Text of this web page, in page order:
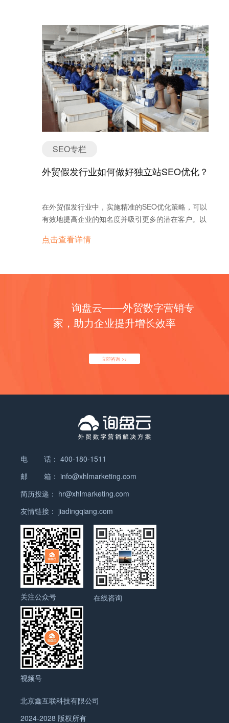
长期的SEO成功，外链建设需要具备多样性、自然性
和持续增长的特点。 本文将深入探讨如何构建一个健
康、可持续增长的外链体系，从基础的外链建设技
巧，到深层次的策略，再到更高阶的技术手段，帮助
你在B2B外贸领域中提升网站的SEO效果，获得更多
的潜在客户和业务机会。 1. 基础外链建设的提升技
巧 1.1 媒体公关策略：增强品牌曝光与外链效果
媒体公关（Digital PR）是外链建设中一个较为高级
的技巧。通过与行业媒体、记者、新闻网站等平台合
能够获得高质量的外链，还能提升品牌曝光度，增加
品牌的信任度。 这种方式特别适合B2B外贸公司，
因为很多海外的专业媒体和行业网站都在寻找独立的
源，将有助于你获得持续的外链支持。 行动点： 通
过PR平台发布行业新闻、企业成就或者专家观点。
资源。 积极参与国际行业会议和展会，发布相关报告
高楼大厦法是外链建设中最受欢迎的策略之一。其基
后创建更深入、更有价值的内容来取代这些页面，从
而吸引原本链接这些页面的站点链接到你的网站。
行动点： 使用工具（如Ahrefs、SEMrush）找出行
通过邮件或社交平台联系这些站点，邀请他们添加你
争取获得相同的外链。利用SEO工具，找到指向竞争
对手站点的页面，联系这些网站的管理员，争取将链
（如Ahrefs、Moz、SEMrush）分析竞争对手的外
链。 找出指向他们站点的页面，并评估这些外链是否
员，要求将外链指向你的网站或内容。 1.4 多样化
外链来源：减少单一来源的风险 外链的多样性和自
然性非常重要。避免从单一来源获得所有外链，而应
该从多个平台（如博客、新闻网站、社交平台、行业
论坛等）获得外链，这样不仅能减少外链被搜索引擎
判定为“垃圾链接”的风险，还能为网站带来更多的曝
光。 行动点： 在不同类型的网站上获取外链，包括
行业博客、新闻媒体、社交平台、学术资源等。 为每
个页面获取多个高质量的外链，提升页面的权威性。
确保所有外链都与页面内容高度相关，并有助于提供
额外的价值。 …
SEO专栏
外贸假发行业如何做好独立站SEO优化？
在外贸假发行业中，实施精准的SEO优化策略，可以
有效地提高企业的知名度并吸引更多的潜在客户。以
法，结合询盘云的具体优化策略。 1. 关键词研究与
过关键词的搜索量和竞争度，选择适合的高流量词。
接着，将这些关键词合理地布局在网站的核心位置，
如首页标题、产品页标题、元描述、正文内容和图片
常见SEO关键词： 产品类型： Human Hair
Wigs（真人发假发） Synthetic Wigs（合成纤维假
Extensions（胶带式接发） 发型与质地： Curly
Wigs（卷发假发） Straight Wigs（直发假发） Wavy
Wigs（波浪假发） Bob Wigs（波波头假发） Long
求： Medical…
点击查看详情
询盘云——外贸数字营销专
家，助力企业提升增长效率
立即咨询 >>
电 话： 400-180-1511
邮 箱： info@xhlmarketing.com
简历投递： hr@xhlmarketing.com
友情链接： jiadingqiang.com
关注公众号 在线咨询
视频号
北京鑫互联科技有限公司
2024-2028 版权所有